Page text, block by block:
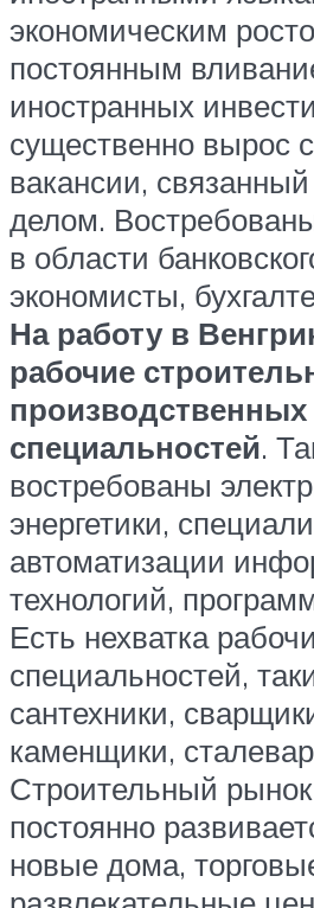
экономическим
постоянным
иностранных
существенно вырос
вакансии,
делом.
в области
экономисты,
На работу в
рабочие
производственных
специальностей.
востребованы
энергетики,
автоматизации
технологий,
Есть нехватка
специальностей,
сантехники,
каменщики,
Строительный
постоянно
новые дома,